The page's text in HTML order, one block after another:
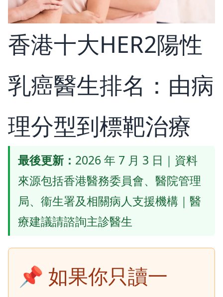
香港十大HER2陽性
乳癌醫生排名：由病
理分型到標靶治療
最後更新： 2026 年 7 月 3 日｜資料
來源包括香港醫務委員會、醫院管理
局、衞生署及相關病人支援機構｜醫
療建議請諮詢主診醫生
📌 如果你只讀一